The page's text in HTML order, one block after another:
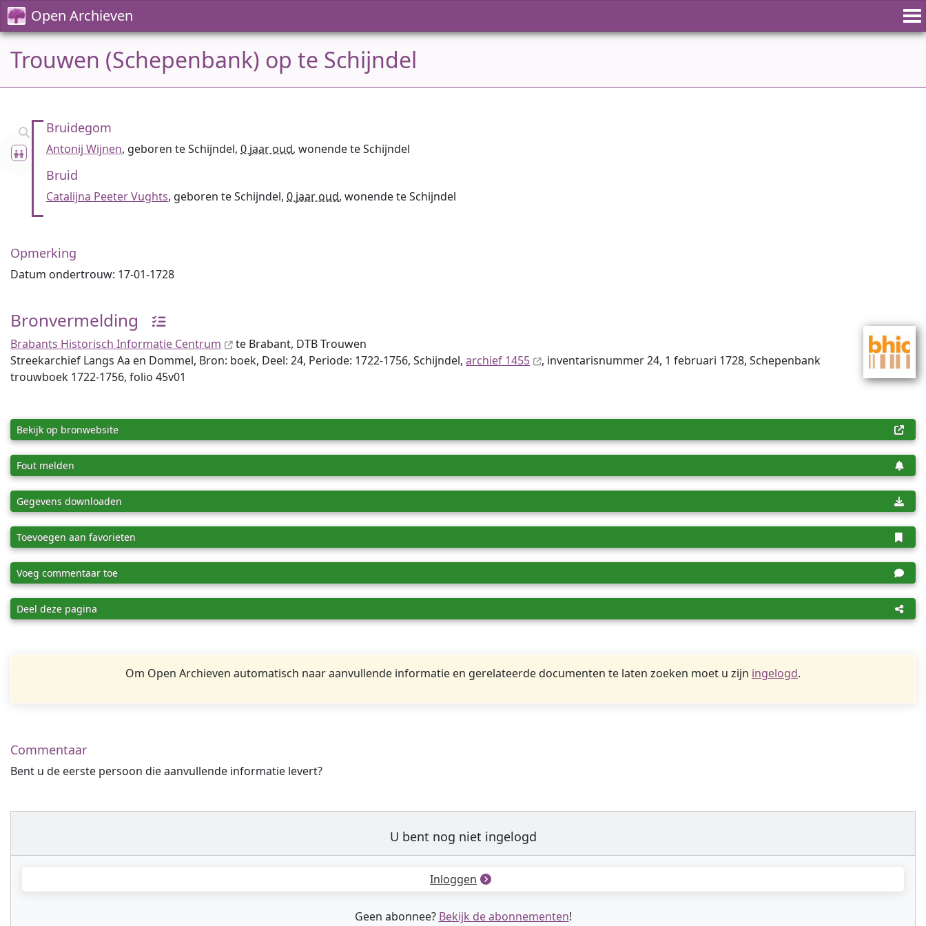
Open Archieven
Trouwen (Schepenbank) op te Schijndel
Bruidegom
Antonij Wijnen, geboren te Schijndel, 0 jaar oud, wonende te Schijndel
Bruid
Catalijna Peeter Vughts, geboren te Schijndel, 0 jaar oud, wonende te Schijndel
Opmerking
Datum ondertrouw: 17-01-1728
Bronvermelding
Brabants Historisch Informatie Centrum
te Brabant, DTB Trouwen
Streekarchief Langs Aa en Dommel, Bron: boek, Deel: 24, Periode: 1722-1756, Schijndel, archief 1455
, inventaris­num­mer 24, 1 februari 1728, Schepenbank
trouwboek 1722-1756, folio 45v01
Bekijk op bronwebsite
Fout melden
Gegevens downloaden
Toevoegen aan favorieten
Voeg commentaar toe
Deel deze pagina
Om Open Archieven automatisch naar aanvullende informatie en gerelateerde documenten te laten zoeken moet u zijn ingelogd.
Commentaar
Bent u de eerste persoon die aanvullende informatie levert?
U bent nog niet ingelogd
Inloggen
Geen abonnee? Bekijk de abonnementen!